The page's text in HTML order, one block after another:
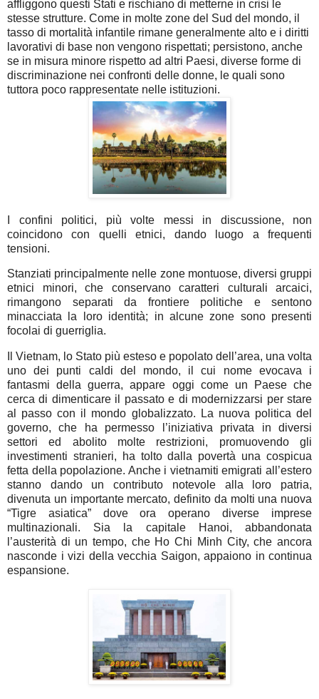
affliggono questi Stati e rischiano di metterne in crisi le
stesse strutture. Come in molte zone del Sud del mondo, il
tasso di mortalità infantile rimane generalmente alto e i diritti
lavorativi di base non vengono rispettati; persistono, anche
se in misura minore rispetto ad altri Paesi, diverse forme di
discriminazione nei confronti delle donne, le quali sono
tuttora poco rappresentate nelle istituzioni.
I confini politici, più volte messi in discussione, non
coincidono con quelli etnici, dando luogo a frequenti
tensioni.
Stanziati principalmente nelle zone montuose, diversi gruppi
etnici minori, che conservano caratteri culturali arcaici,
rimangono separati da frontiere politiche e sentono
minacciata la loro identità; in alcune zone sono presenti
focolai di guerriglia.
Il Vietnam, lo Stato più esteso e popolato dell’area, una volta
uno dei punti caldi del mondo, il cui nome evocava i
fantasmi della guerra, appare oggi come un Paese che
cerca di dimenticare il passato e di modernizzarsi per stare
al passo con il mondo globalizzato. La nuova politica del
governo, che ha permesso l’iniziativa privata in diversi
settori ed abolito molte restrizioni, promuovendo gli
investimenti stranieri, ha tolto dalla povertà una cospicua
fetta della popolazione. Anche i vietnamiti emigrati all’estero
stanno dando un contributo notevole alla loro patria,
divenuta un importante mercato, definito da molti una nuova
“Tigre asiatica” dove ora operano diverse imprese
multinazionali. Sia la capitale Hanoi, abbandonata
l’austerità di un tempo, che Ho Chi Minh City, che ancora
nasconde i vizi della vecchia Saigon, appaiono in continua
espansione.